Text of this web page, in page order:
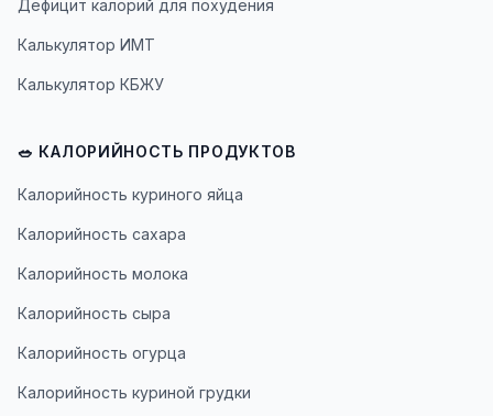
Дефицит калорий для похудения
Калькулятор ИМТ
Калькулятор КБЖУ
🥗 КАЛОРИЙНОСТЬ ПРОДУКТОВ
Калорийность куриного яйца
Калорийность сахара
Калорийность молока
Калорийность сыра
Калорийность огурца
Калорийность куриной грудки